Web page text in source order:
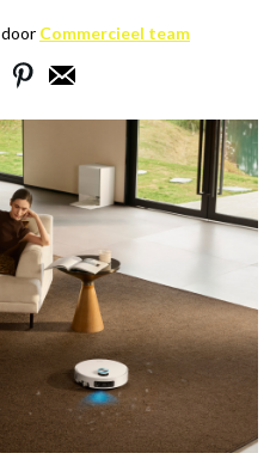
door Commercieel team